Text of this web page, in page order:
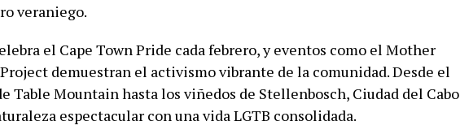
veraniego.
el Cape Town Pride cada febrero, y eventos como el Mother
demuestran el activismo vibrante de la comunidad. Desde el
Table Mountain hasta los viñedos de Stellenbosch, Ciudad del Cabo
espectacular con una vida LGTB consolidada.